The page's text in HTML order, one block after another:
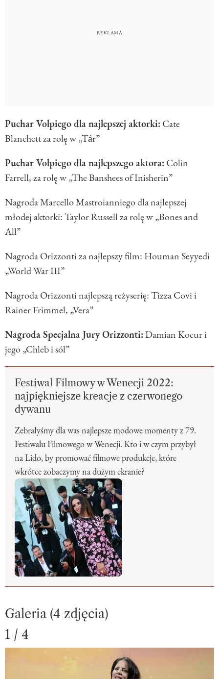
Puchar Volpiego dla najlepszej aktorki: Cate
Blanchett za rolę w „Tár”
Puchar Volpiego dla najlepszego aktora: Colin
Farrell, za rolę w „The Banshees of Inisherin”
Nagroda Marcello Mastroianniego dla najlepszej
młodej aktorki: Taylor Russell za rolę w „Bones and
All”
Nagroda Orizzonti za najlepszy film: Houman Seyyedi
„World War III”
Nagroda Orizzonti najlepszą reżyserię: Tizza Covi i
Rainer Frimmel, „Vera”
Nagroda Specjalna Jury Orizzonti:Damian Kocur i
jego „Chleb i sól”
Festiwal Filmowy w Wenecji 2022:
najpiękniejsze kreacje z czerwonego
dywanu
Zebrałyśmy dla was najlepsze modowe momenty z 79.
Festiwalu Filmowego w Wenecji. Kto i w czym przybył
na Lido, by promować filmowe produkcje, które
wkrótce zobaczymy na dużym ekranie?
Galeria (4 zdjęcia)
1 / 4